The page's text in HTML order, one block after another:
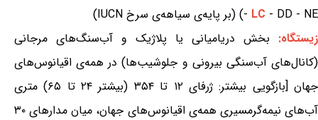
- LC - DD - NE) (بر پایه‌ی سیاهه‌ی سرخ IUCN)
زیستگاه: بخش دریامیانی یا پلاژیک و آب‌سنگ‌های مرجانی
(کانال‌های آب‌سنگی بیرونی و جلوشیب‌ها) در همه‌ی اقیانوس‌های
جهان [بازگویی بیشتر: ژرفای ۱۲ تا ۳۵۴ (بیشتر ۲۴ تا ۶۵) متری
آب‌های نیمه‌گرمسیری همه‌ی اقیانوس‌های جهان، میان مدارهای ۳۰